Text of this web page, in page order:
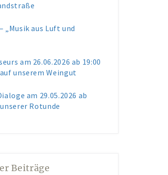
„Musik aus Luft und
am 26.06.2026 ab 19:00
unserem Weingut
am 29.05.2026 ab
Rotunde
Beiträge